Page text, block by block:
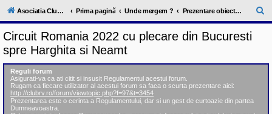
l
u
V
c
m
u
n
i
t
a
Asociatia ClubRV-RO Prima pagină Unde mergem ? Prezentare obiective turistice pe judete
ă
Circuit Romania 2022 cu plecare din Bucuresti
spre Harghita si Neamt
Reguli forum
Asigurati-va ca ati citit si insusit Regulamentul acestui forum.
Rugam ca fiecare utilizator al acestui forum sa faca o scurta prezentare aici:
http://clubrv.ro/forum/viewtopic.php?f=97&t=3454
Prezentarea este o cerinta a Regulamentului, dar si un gest de curtoazie din partea
Dumneavoastra.